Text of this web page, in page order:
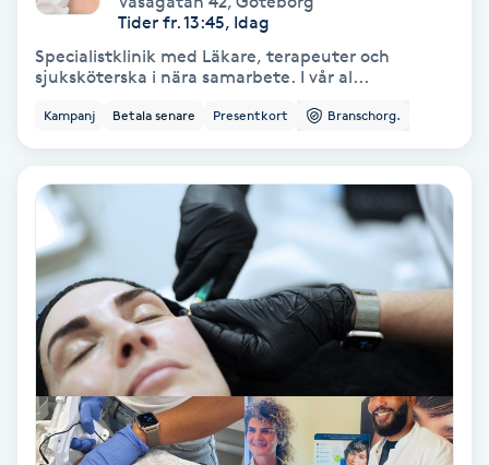
Bottenfärg
Brynformning
Brynplockning
Bröllopsuppsättning
Celluliter
Coachning
Tider fr. 13:45, Idag
Specialistklinik med Läkare, terapeuter och
sjuksköterska i nära samarbete. I vår al...
Kampanj Betala senare Presentkort Branschorg.